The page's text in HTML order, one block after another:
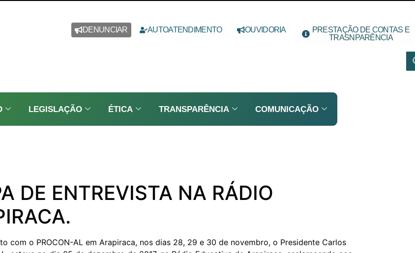
OUVIDORIA
DENUNCIAR AUTOATENDIMENTO
PRESTAÇÃO DE CONTAS E
TRASNPARÊNCIA
LEGISLAÇÃO ÉTICA TRANSPARÊNCIA COMUNICAÇÃO
DE ENTREVISTA NA RÁDIO
com o PROCON-AL em Arapiraca, nos dias 28, 29 e 30 de novembro, o Presidente Carlos